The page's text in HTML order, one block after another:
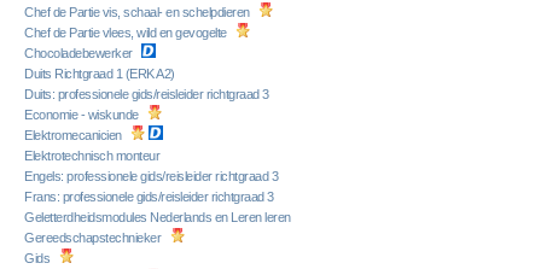
Chef de Partie vis, schaal- en schelpdieren
Chef de Partie vlees, wild en gevogelte
Chocoladebewerker
Duits Richtgraad 1 (ERK A2)
Duits: professionele gids/reisleider richtgraad 3
Economie - wiskunde
Elektromecanicien
Elektrotechnisch monteur
Engels: professionele gids/reisleider richtgraad 3
Frans: professionele gids/reisleider richtgraad 3
Geletterdheidsmodules Nederlands en Leren leren
Gereedschapstechnieker
Gids